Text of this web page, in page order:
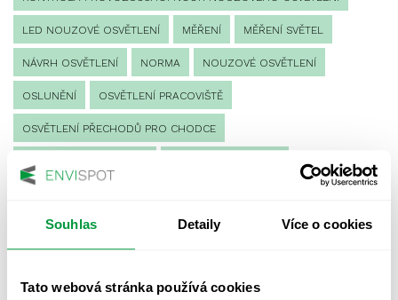
Souhlas Detaily Více o cookies
Tato webová stránka používá cookies
LED NOUZOVÉ OSVĚTLENÍ MĚŘENÍ MĚŘENÍ SVĚTEL
NÁVRH OSVĚTLENÍ NORMA NOUZOVÉ OSVĚTLENÍ
OSLUNĚNÍ OSVĚTLENÍ PRACOVIŠTĚ
OSVĚTLENÍ PŘECHODŮ PRO CHODCE
PROVOZNÍ DENÍK NOUZOVÉHO OSVĚTLENÍ
UMĚLÉ OSVĚTLENÍ VEŘEJNÉ OSVĚTLENÍ